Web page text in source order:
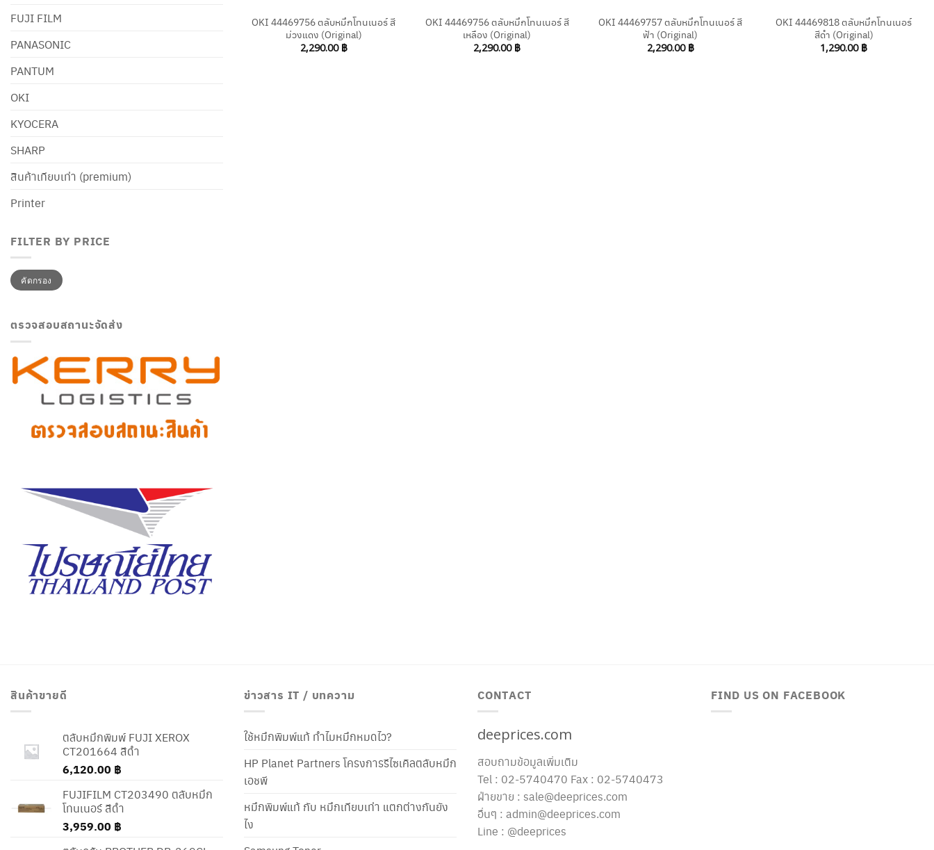
FUJI FILM
PANASONIC
PANTUM
OKI
KYOCERA
SHARP
สินค้าเทียบเท่า (premium)
Printer
FILTER BY PRICE
ราคา
ต่ำ
สุด
ราคา
สูงสุดคัดกรอง
ตรวจสอบสถานะจัดส่ง
OKI 44469756 ตลับหมึกโทนเนอร์ สี
ม่วงแดง (Original)
2,290.00 ฿
OKI 44469756 ตลับหมึกโทนเนอร์ สี
เหลือง (Original)
2,290.00 ฿
OKI 44469757 ตลับหมึกโทนเนอร์ สี
ฟ้า (Original)
2,290.00 ฿
OKI 44469818 ตลับหมึกโทนเนอร์
สีดำ (Original)
1,290.00 ฿
สินค้าขายดี
ตลับหมึกพิมพ์ FUJI XEROX
CT201664 สีดำ
6,120.00 ฿
FUJIFILM CT203490 ตลับหมึก
โทนเนอร์ สีดำ
3,959.00 ฿
ข่าวสาร IT / บทความ
ใช้หมึกพิมพ์แท้ ทำไมหมึกหมดไว?
HP Planet Partners โครงการรีไซเคิลตลับหมึก
เอชพี
หมึกพิมพ์แท้ กับ หมึกเทียบเท่า แตกต่างกันยัง
ไง
CONTACT
deeprices.com
สอบถามข้อมูลเพิ่มเติม
Tel : 02-5740470 Fax : 02-5740473
ฝ่ายขาย : sale@deeprices.com
อื่นๆ : admin@deeprices.com
Line : @deeprices
FIND US ON FACEBOOK